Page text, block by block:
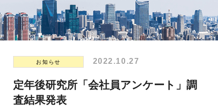
お知らせ 2022.10.27
定年後研究所「会社員アンケート」調
査結果発表